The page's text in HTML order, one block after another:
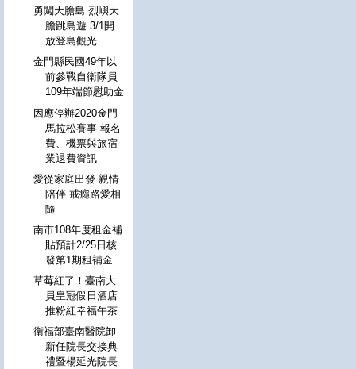
勇闖大膽島 烈嶼大
膽跳島遊 3/1開
放登島觀光
金門縣民國49年以
前參戰自衛隊員
109年端節慰助金
因應停辦2020金門
馬拉松賽事 報名
費、機票與旅宿
業退費資訊
愛從家庭出發 親情
陪伴 戒癮路愛相
隨
南市108年度租金補
貼預計2/25日核
發第1期租補金
草莓紅了！臺南大
員皇冠假日酒店
推粉紅幸福午茶
衛福部臺南醫院卸
新任院長交接典
禮暨楊延光院長